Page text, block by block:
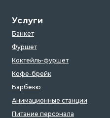
Услуги
Банкет
Фуршет
Коктейль-фуршет
Кофе-брейк
Барбекю
Анимационные станции
Питание персонала